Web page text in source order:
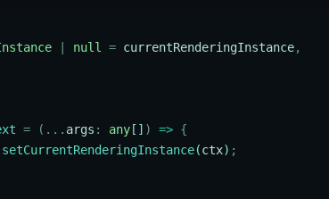
null = currentRenderingInstance,
= (... args : any [] ) => {
setCurrentRenderingInstance(ctx) ;